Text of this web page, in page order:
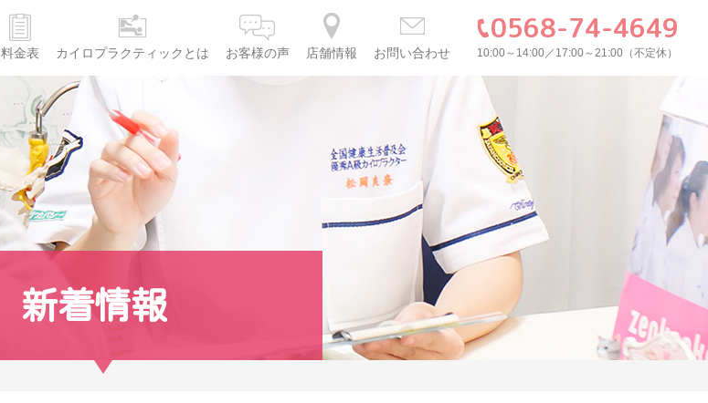
料金表 カイロプラクティックとは お客様の声 店舗情報 お問い合わせ
0568-74-4649
10:00～14:00／17:00～21:00（不定休）
新着情報